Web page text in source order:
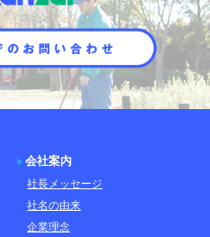
»会社案内
社長メッセージ
社名の由来
企業理念